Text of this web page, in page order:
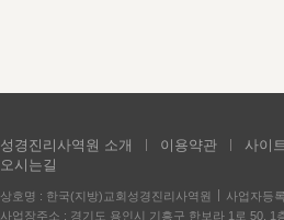
성경진리사역원 소개 이용약관 사이
오시는길
상호명 : 한국(지방)교회성경진리사역원 사업자등
사업장주소 : 경기도 용인시 기흥구 한보라 1로 50, 1